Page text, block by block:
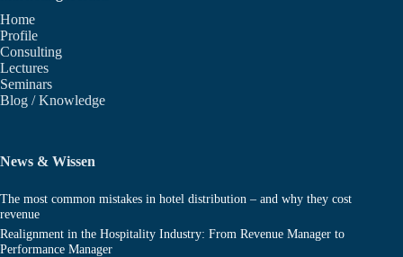
Home
Profile
Consulting
Lectures
Seminars
Blog / Knowledge
News & Wissen
The most common mistakes in hotel distribution – and why they cost
revenue
Realignment in the Hospitality Industry: From Revenue Manager to
Performance Manager